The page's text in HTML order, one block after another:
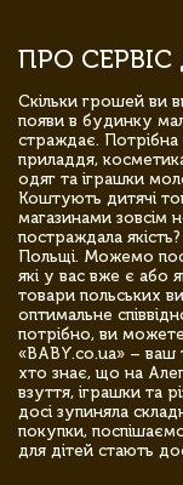
ПРО СЕРВІС
Скільки грошей ви
появи в будинку
страждає. Потрібна
приладдя,
одяг та іграшки
Коштують дитячі
магазинами зовсім
постраждала
Польщі. Можемо
які у вас вже є або
товари польських
оптимальне
потрібно, ви
«BABY.co.ua» – ваш
хто знає, що на
взуття, іграшки та
досі зупиняла
покупки,
для дітей стають